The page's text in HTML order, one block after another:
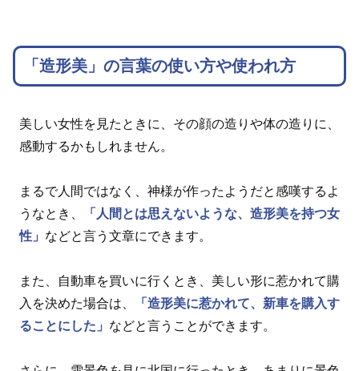
「造形美」の言葉の使い方や使われ方
美しい女性を見たときに、その顔の造りや体の造りに、
感動するかもしれません。
まるで人間ではなく、神様が作ったようだと感嘆するよ
うなとき、
「人間とは思えないような、造形美を持つ女
性」 などと言う文章にできます。
また、自動車を買いに行くとき、美しい形に惹かれて購
入を決めた場合は、
「造形美に惹かれて、新車を購入す
ることにした」 などと言うことができます。